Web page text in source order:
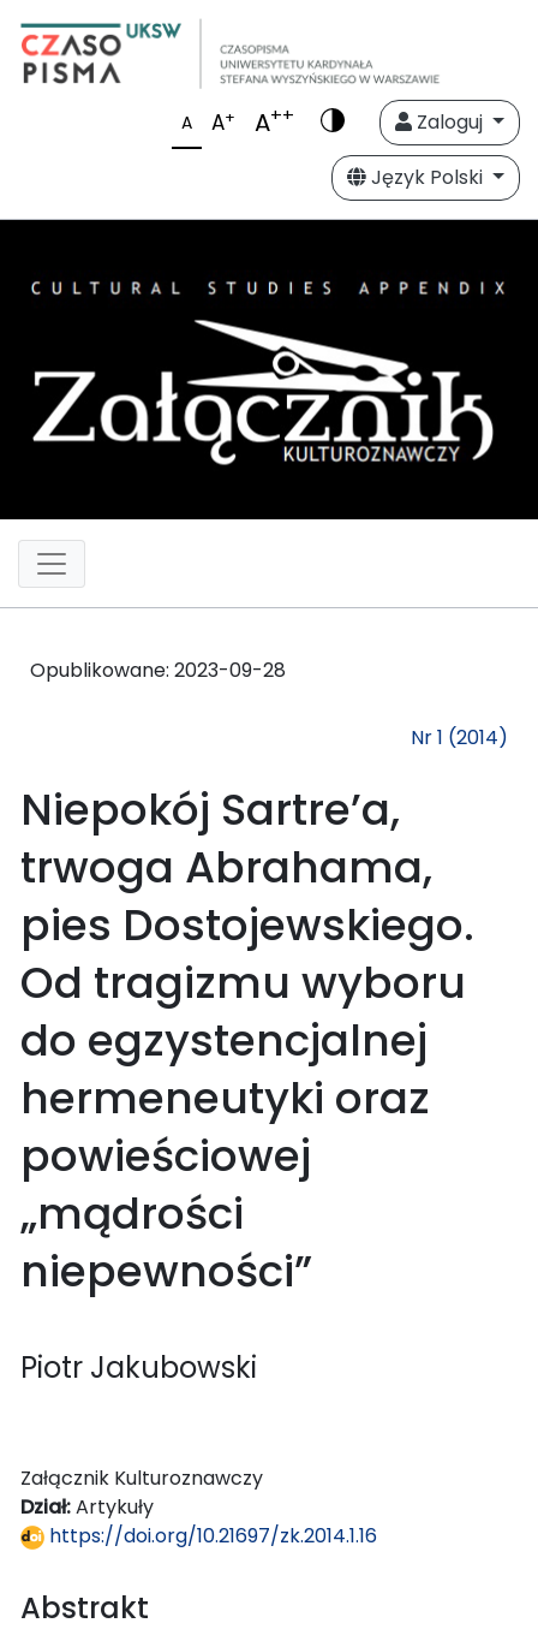
A A+ A++
Zaloguj
Język Polski
Opublikowane: 2023-09-28
Nr 1 (2014)
Niepokój Sartre’a,
trwoga Abrahama,
pies Dostojewskiego.
Od tragizmu wyboru
do egzystencjalnej
hermeneutyki oraz
powieściowej
„mądrości
niepewności”
Piotr Jakubowski
Załącznik Kulturoznawczy
Dział:Artykuły
https://doi.org/10.21697/zk.2014.1.16
Abstrakt